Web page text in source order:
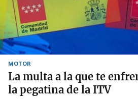
MOTOR
La multa a la que te
la pegatina de la ITV